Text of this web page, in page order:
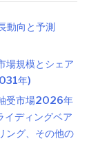
動向と予測
場規模とシェア
年)
受市場2026年
ディングベア
ング、その他の